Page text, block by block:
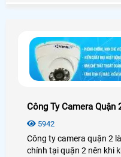
Công Ty Camera Quận
5942
Công ty camera quận 2
chính tại quận 2 nên khi